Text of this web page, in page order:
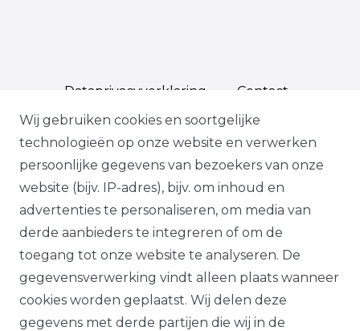
Data­privacy­verklaring Contact
*Op geselecteerde producten, indien
bevestigd, volgens onze
garantievoorwaarden.
Alle prijzen plus btw. Onze aanbiedingen
zijn alleen geldig voor handelaars en
overheden.
Wij gebruiken cookies en soortgelijke
technologieën op onze website en verwerken
persoonlijke gegevens van bezoekers van onze
website (bijv. IP-adres), bijv. om inhoud en
advertenties te personaliseren, om media van
derde aanbieders te integreren of om de
toegang tot onze website te analyseren. De
gegevensverwerking vindt alleen plaats wanneer
cookies worden geplaatst. Wij delen deze
gegevens met derde partijen die wij in de